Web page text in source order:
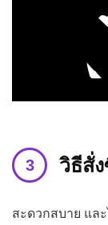
วิธีสั่
สะดวกสบาย แล